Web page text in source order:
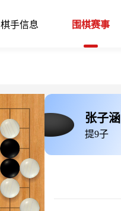
棋手信息 围棋赛事
张子涵
提9子